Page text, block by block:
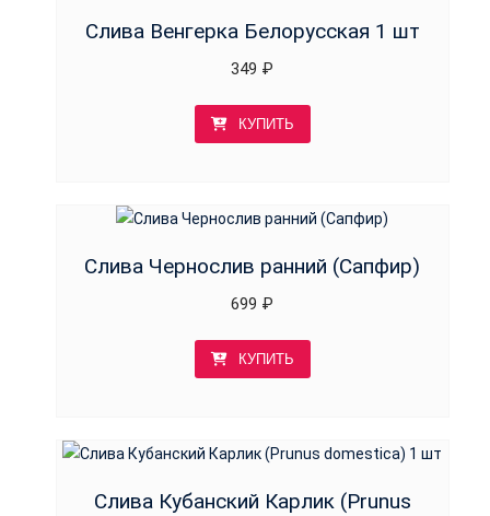
Слива Венгерка Белорусская 1 шт
349 ₽
КУПИТЬ
Слива Чернослив ранний (Сапфир)
699 ₽
КУПИТЬ
Слива Кубанский Карлик (Prunus